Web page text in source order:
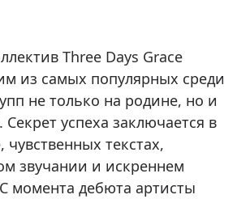
Three Days Grace
из самых популярных среди
не только на родине, но и
успеха заключается в
чувственных текстах,
звучании и искреннем
момента дебюта артисты